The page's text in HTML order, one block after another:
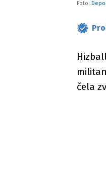
Foto:
čela